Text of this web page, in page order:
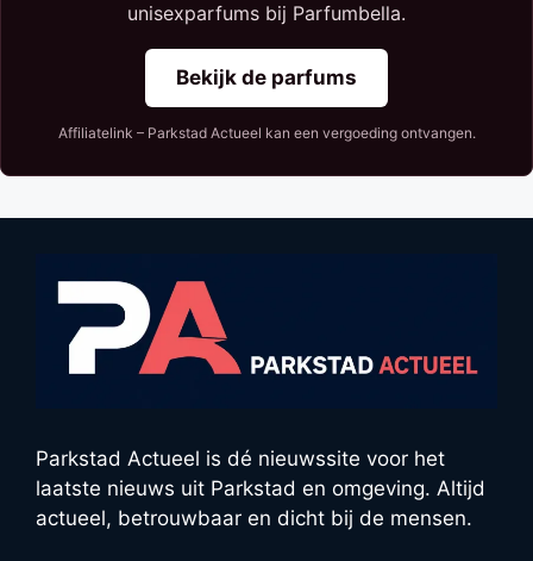
unisexparfums bij Parfumbella.
Bekijk de parfums
Affiliatelink – Parkstad Actueel kan een vergoeding ontvangen.
Parkstad Actueel is dé nieuwssite voor het
laatste nieuws uit Parkstad en omgeving. Altijd
actueel, betrouwbaar en dicht bij de mensen.